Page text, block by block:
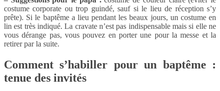
costume corporate ou trop guindé, sauf si le lieu de réception s’y
prête). Si le baptême a lieu pendant les beaux jours, un costume en
lin est très indiqué. La cravate n’est pas indispensable mais si elle ne
vous dérange pas, vous pouvez en porter une pour la messe et la
retirer par la suite.
Comment s’habiller pour un baptême :
tenue des invités